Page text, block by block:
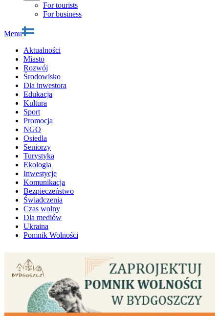
For tourists
For business
Menu
Aktualności
Miasto
Rozwój
Środowisko
Dla inwestora
Edukacja
Kultura
Sport
Promocja
NGO
Osiedla
Seniorzy
Turystyka
Ekologia
Inwestycje
Komunikacja
Bezpieczeństwo
Świadczenia
Czas wolny
Dla mediów
Ukraina
Pomnik Wolności